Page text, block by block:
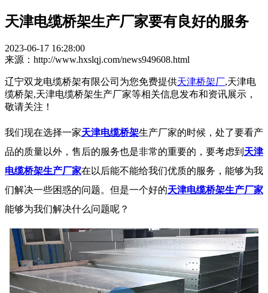
天津电缆桥架生产厂家要有良好的服务
2023-06-17 16:28:00
来源：http://www.hxslqj.com/news949608.html
辽宁双龙电缆桥架有限公司为您免费提供天津桥架厂,天津电
缆桥架,天津电缆桥架生产厂家等相关信息发布和资讯展示，
敬请关注！
我们现在选择一家天津电缆桥架生产厂家的时候，处了要看产
品的质量以外，售后的服务也是非常的重要的，要考虑到 天津
电缆桥架生产厂家在以后能不能给我们优质的服务，能够为我
们解决一些困惑的问题。但是一个好的天津电缆桥架生产厂家
能够为我们解决什么问题呢？